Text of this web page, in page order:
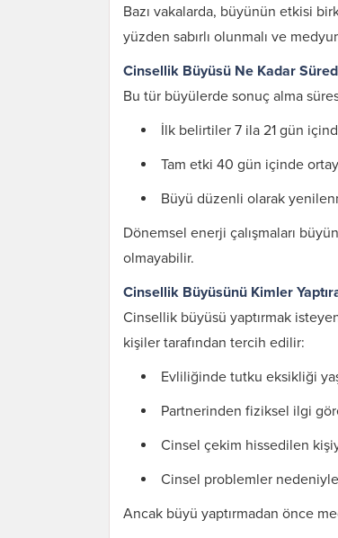
Bazı vakalarda, büyünün etkisi
yüzden sabırlı olunmalı ve
Cinsellik Büyüsü Ne Kadar
Bu tür büyülerde sonuç alma
İlk belirtiler 7 ila 21 gün
Tam etki 40 gün içinde
Büyü düzenli olarak
Dönemsel enerji çalışmaları
olmayabilir.
Cinsellik Büyüsünü Kimler
Cinsellik büyüsü yaptırmak
kişiler tarafından tercih edilir:
Evliliğinde tutku eksikliği
Partnerinden fiziksel ilgi
Cinsel çekim hissedilen
Cinsel problemler
Ancak büyü yaptırmadan önce